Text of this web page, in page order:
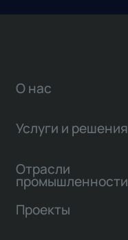
О нас
Услуги и решения
Отрасли
промышленности
Проекты